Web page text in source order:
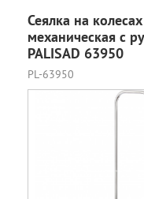
Сеялка на колесах
механическая с
PALISAD 63950
PL-63950